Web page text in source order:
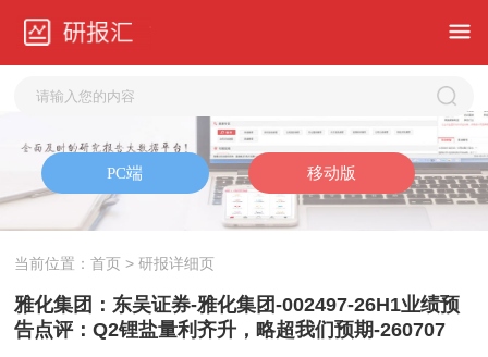
当前位置：首页 > 研报详细页
雅化集团：东吴证券-雅化集团-002497-26H1业绩预
告点评：Q2锂盐量利齐升，略超我们预期-260707